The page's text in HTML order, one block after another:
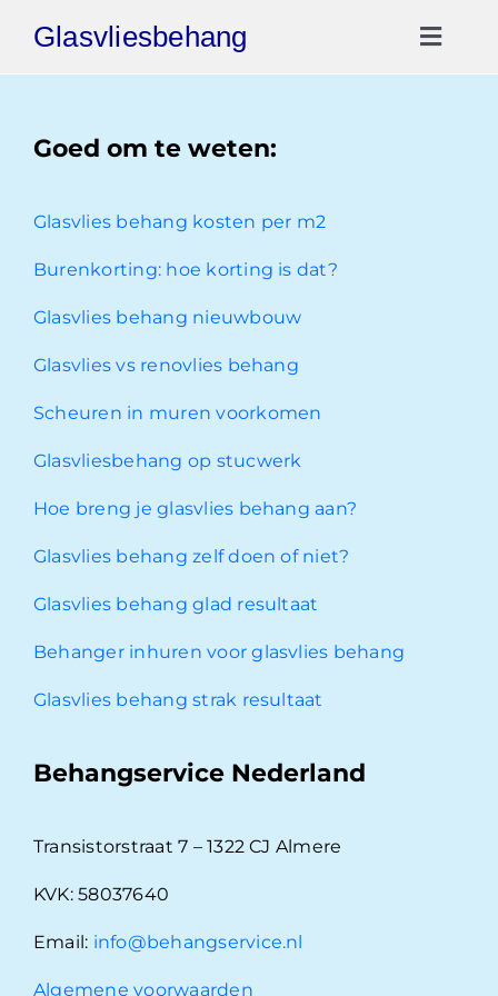
naar
inhoud
Glasvliesbehang
Goed om te weten:
Glasvlies behang kosten per m2
Burenkorting: hoe korting is dat?
Glasvlies behang nieuwbouw
Glasvlies vs renovlies behang
Scheuren in muren voorkomen
Glasvliesbehang op stucwerk
Hoe breng je glasvlies behang aan?
Glasvlies behang zelf doen of niet?
Glasvlies behang glad resultaat
Behanger inhuren voor glasvlies behang
Glasvlies behang strak resultaat
Behangservice Nederland
Transistorstraat 7 – 1322 CJ Almere
KVK: 58037640
Email: info@behangservice.nl
Algemene voorwaarden